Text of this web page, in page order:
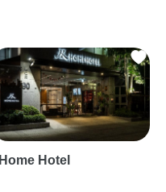
Home Hotel